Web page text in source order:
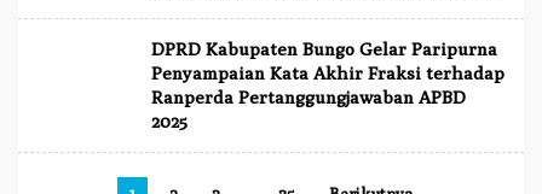
DPRD Kabupaten Bungo Gelar Paripurna
Penyampaian Kata Akhir Fraksi terhadap
Ranperda Pertanggungjawaban APBD
2025